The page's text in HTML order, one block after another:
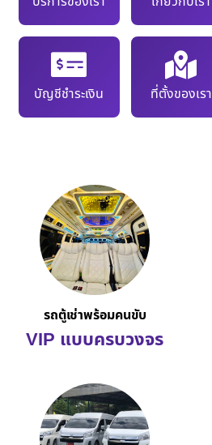
บัญชีชำระเงิน ที่ตั้งของเรา
รถตู้เช่าพร้อมคนขับ
VIP แบบครบวงจร